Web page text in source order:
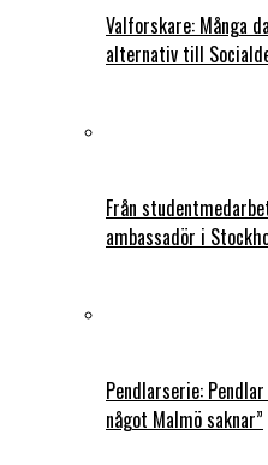
Valforskare: Många
alternativ till
Från
ambassadör i
Pendlarserie:
något Malmö saknar”